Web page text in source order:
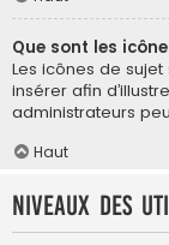
Que sont les
Les icônes de
insérer afin
administrateurs
Haut
Niveaux des